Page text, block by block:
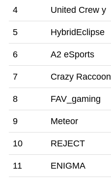
4 United Crew y
5 HybridEclipse
6 A2 eSports
7 Crazy Raccoon
8 FAV_gaming
9 Meteor
10 REJECT
11 ENIGMA